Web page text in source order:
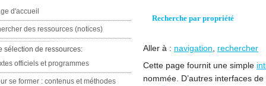
Recherche par propriété
Aller à : navigation
rechercher
Cette page fournit une simple
nommée. D’autres interfaces
d'accueil
des ressources (notices)
sélection de ressources:
officiels et programmes
se former : contenus et méthodes